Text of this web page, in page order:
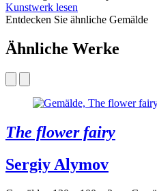
Kunstwerk lesen
Entdecken Sie ähnliche Gemälde
Ähnliche Werke
The flower fairy
Sergiy Alymov